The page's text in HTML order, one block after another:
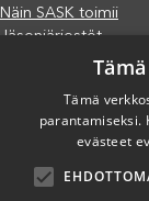
Näin SASK toimii
Jäsenjärjestöt
Tietosuojaseloste
Eettiset periaatteet
Miten voit auttaa?
Lahjoita
Tämä
parantamiseksi.
evästeet